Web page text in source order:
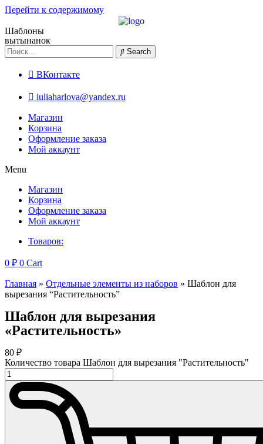
Перейти к содержимому
Шаблоны
вытынанок
Search
ВКонтакте
iuliaharlova@yandex.ru
Магазин
Корзина
Оформление заказа
Мой аккаунт
Menu
Магазин
Корзина
Оформление заказа
Мой аккаунт
Товаров:
0 ₽ 0 Cart
Главная » Отдельные элементы из наборов » Шаблон для
вырезания “Растительность”
Шаблон для вырезания
«Растительность»
80 ₽
Количество товара Шаблон для вырезания "Растительность"